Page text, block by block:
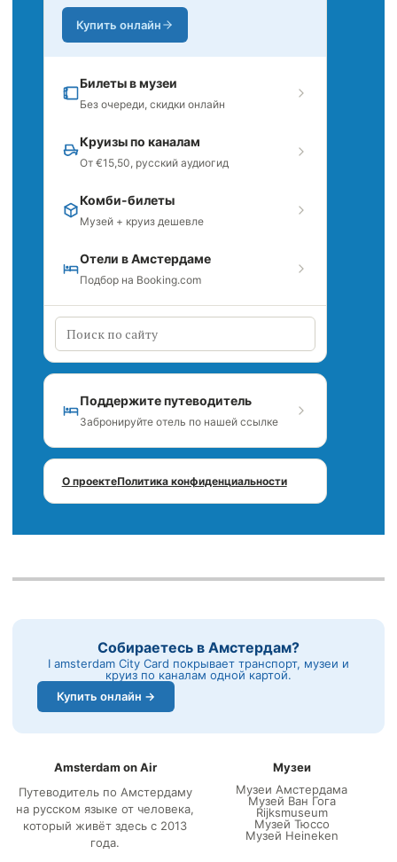
Купить онлайн
Билеты в музеи
Без очереди, скидки онлайн
Круизы по каналам
От €15,50, русский аудиогид
Комби-билеты
Музей + круиз дешевле
Отели в Амстердаме
Подбор на Booking.com
Поддержите путеводитель
Забронируйте отель по нашей ссылке
О проектеПолитика конфиденциальности
Собираетесь в Амстердам?
I amsterdam City Card покрывает транспорт, музеи и
круиз по каналам одной картой.
Купить онлайн →
Amsterdam on Air
Путеводитель по Амстердаму
на русском языке от человека,
который живёт здесь с 2013
года.
Музеи
Музеи Амстердама
Музей Ван Гога
Rijksmuseum
Музей Тюссо
Музей Heineken